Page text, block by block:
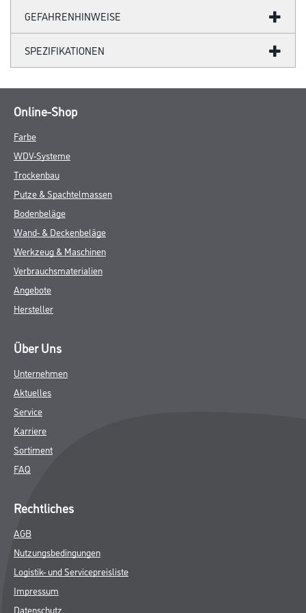
GEFAHRENHINWEISE
SPEZIFIKATIONEN
Online-Shop
Farbe
WDV-Systeme
Trockenbau
Putze & Spachtelmassen
Bodenbeläge
Wand- & Deckenbeläge
Werkzeug & Maschinen
Verbrauchsmaterialien
Angebote
Hersteller
Über Uns
Unternehmen
Aktuelles
Service
Karriere
Sortiment
FAQ
Rechtliches
AGB
Nutzungsbedingungen
Logistik- und Servicepreisliste
Impressum
Datenschutz